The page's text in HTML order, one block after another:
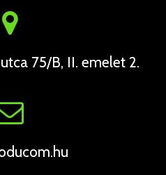
75/B, II. emelet 2.